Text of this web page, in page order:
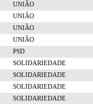
UNIÃO
UNIÃO
UNIÃO
UNIÃO
PSD
SOLIDARIEDADE
SOLIDARIEDADE
SOLIDARIEDADE
SOLIDARIEDADE